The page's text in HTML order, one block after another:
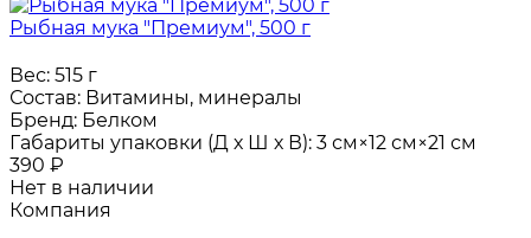
Рыбная мука "Премиум", 500 г
Вес: 515 г
Состав: Витамины, минералы
Бренд: Белком
Габариты упаковки (Д х Ш х В): 3 см×12 см×21 см
390 ₽
Нет в наличии
Компания